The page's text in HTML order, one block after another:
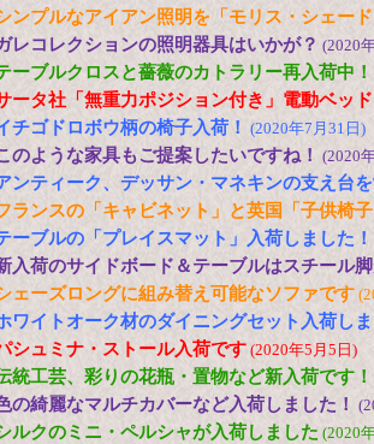
ンプルなアイアン照明を「モリス・シェー
レコレクションの照明器具はいかが？ (2020
ーブルクロスと薔薇のカトラリー再入荷中！
ータ社「無重力ポジション付き」電動ベッ
チゴドロボウ柄の椅子入荷！ (2020年7月31日)
のような家具もご提案したいですね！ (2020
ンティーク、デッサン・マネキンの支え台
ランスの「キャビネット」と英国「子供椅
ーブルの「プレイスマット」入荷しました！
入荷のサイドボード＆テーブルはスチール
ェーズロングに組み替え可能なソファです
ワイトオーク材のダイニングセット入荷し
シュミナ・ストール入荷です (2020年5月5日)
統工芸、彩りの花瓶・置物など新入荷です！
の綺麗なマルチカバーなど入荷しました！
ルクのミニ・ペルシャが入荷しました (2020